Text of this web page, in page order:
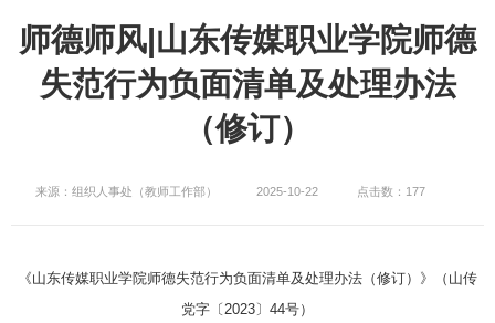
师德师风|山东传媒职业学院师德
失范行为负面清单及处理办法
（修订）
来源：组织人事处（教师工作部） 2025-10-22 点击数：177
《山东传媒职业学院师德失范行为负面清单及处理办法（修订）》（ 山传
党字〔2023〕44号）